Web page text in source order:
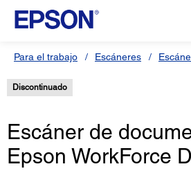
Para el trabajo Escáneres
Discontinuado
Escáner de
Epson WorkForce